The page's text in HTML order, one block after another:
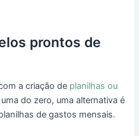
prontos de
a criação de planilhas ou
uma do zero, uma alternativa é
de gastos mensais.